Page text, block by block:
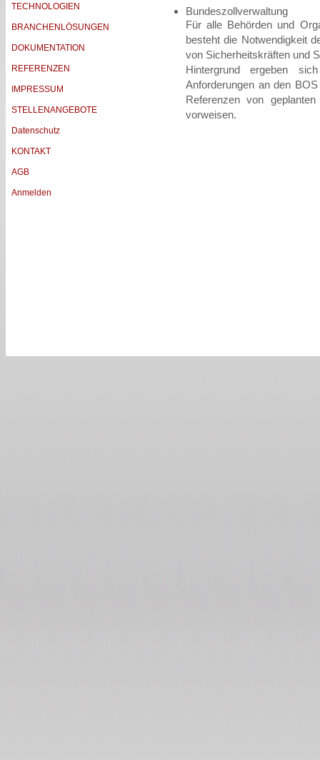
TECHNOLOGIEN
BRANCHENLÖSUNGEN
DOKUMENTATION
REFERENZEN
IMPRESSUM
STELLENANGEBOTE
Datenschutz
KONTAKT
AGB
Anmelden
Bundeszollverwaltung
Für alle Behörden und
besteht die Notwendigkeit
von Sicherheitskräften und
Hintergrund ergeben
Anforderungen an den
Referenzen von
vorweisen.